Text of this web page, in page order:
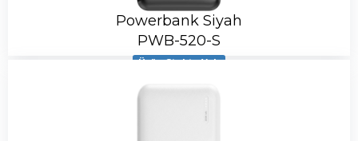
Powerbank Siyah
PWB-520-S
Ürün Stokta Yok